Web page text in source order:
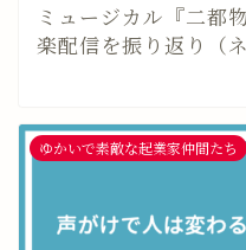
ミュージカル『二都
楽配信を振り返り（
ゆかいで素敵な起業家仲間たち